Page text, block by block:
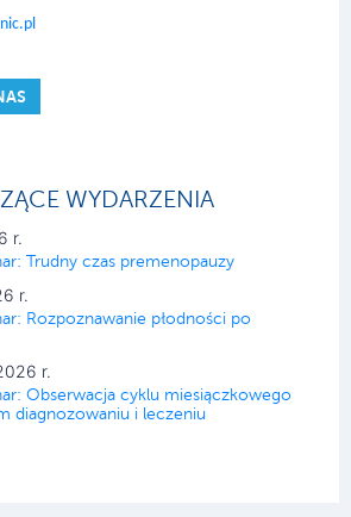
WYDARZENIA
r.
Trudny czas premenopauzy
r.
Rozpoznawanie płodności po
r.
Obserwacja cyklu miesiączkowego
diagnozowaniu i leczeniu